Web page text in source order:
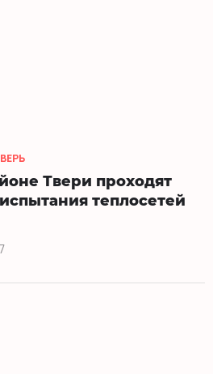
Твери проходят
теплосетей